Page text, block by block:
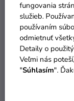
fungovania
služieb.
používaním
odmietnuť
Detaily o
Veľmi nás
"Súhlasím".